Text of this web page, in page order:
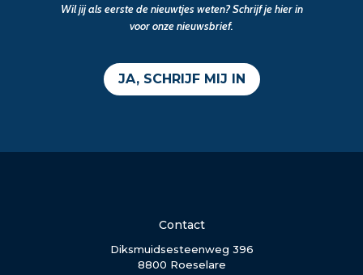
Wil jij als eerste de nieuwtjes weten? Schrijf je hier in
voor onze nieuwsbrief.
JA, SCHRIJF MIJ IN
Contact
Diksmuidsesteenweg 396
8800 Roeselare